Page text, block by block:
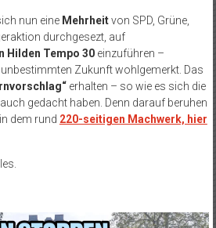
nun eine Mehrheitvon SPD, Grüne,
durchgesezt, auf
Hilden Tempo 30einzuführen –
Zukunft wohlgemerkt. Das
erhalten – so wie es sich die
gedacht haben. Denn darauf beruhen
dem rund 220-seitigen Machwerk, hier